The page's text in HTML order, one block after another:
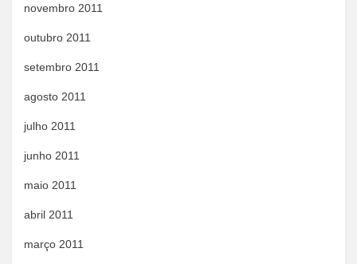
novembro 2011
outubro 2011
setembro 2011
agosto 2011
julho 2011
junho 2011
maio 2011
abril 2011
março 2011